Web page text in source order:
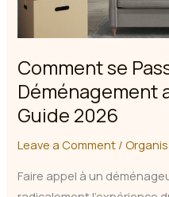
Comment se
Déménagement
Guide 2026
Leave a Comment /
Faire appel à un